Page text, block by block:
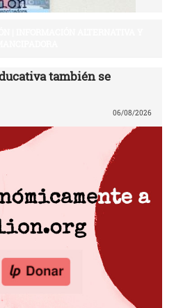
también se
06/08/2026